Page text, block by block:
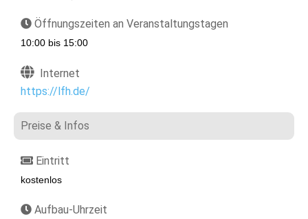
Öffnungszeiten an Veranstaltungstagen
10:00 bis 15:00
Internet
https://lfh.de/
Preise & Infos
Eintritt
kostenlos
Aufbau-Uhrzeit